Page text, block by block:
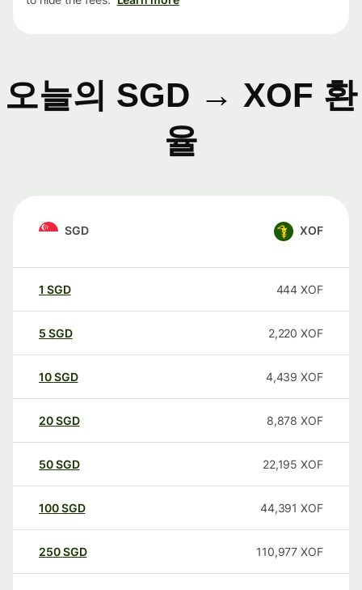
오늘의 SGD → XOF 환
율
SGD XOF
1 SGD 444 XOF
5 SGD 2,220 XOF
10SGD 4,439 XOF
20SGD 8,878 XOF
50SGD 22,195 XOF
100SGD 44,391 XOF
250SGD 110,977 XOF